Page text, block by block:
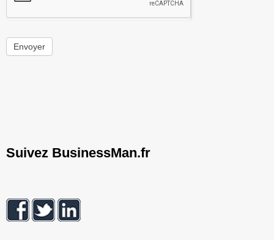
Envoyer
Suivez BusinessMan.fr